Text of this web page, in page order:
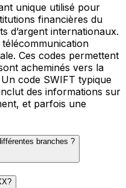
unique utilisé pour
financières du
d’argent internationaux.
Ces codes permettent
acheminés vers la
code SWIFT typique
des informations sur
et parfois une
branches ?